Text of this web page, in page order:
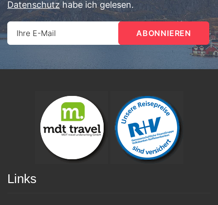
Datenschutzhabe ich gelesen.
Ihre E-Mail
Links